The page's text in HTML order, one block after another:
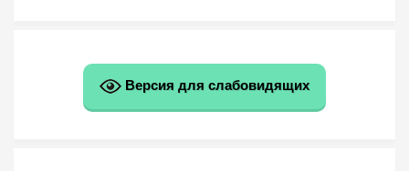
Версия для слабовидящих